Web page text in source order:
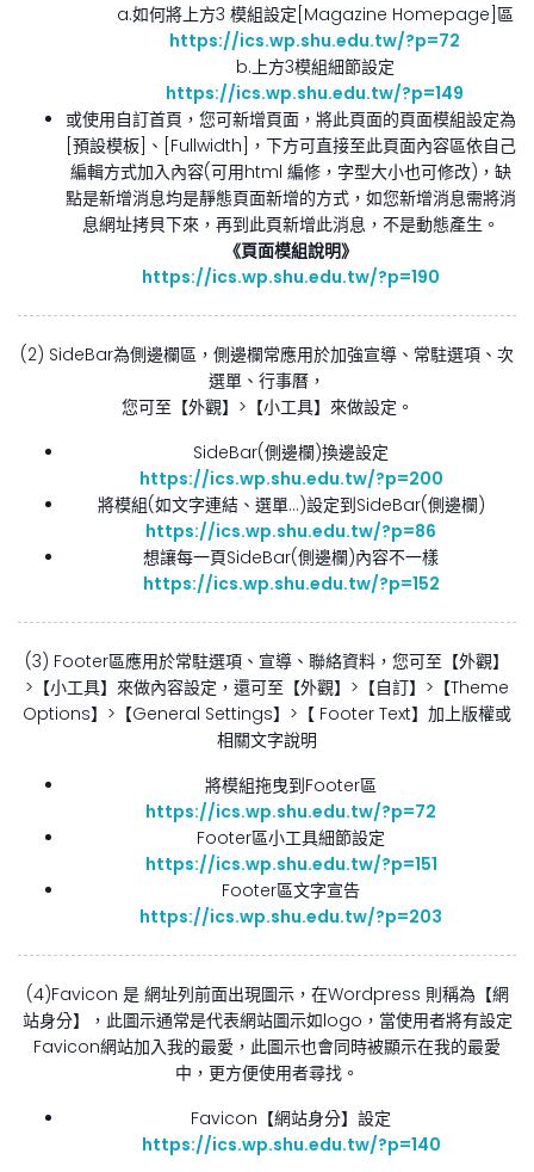
a.如何將上方3 模組設定[Magazine Homepage]區
https://ics.wp.shu.edu.tw/?p=72
b.上方3模組細節設定
https://ics.wp.shu.edu.tw/?p=149
或使用自訂首頁，您可新增頁面，將此頁面的頁面模組設定為
[預設模板]、[Fullwidth]，下方可直接至此頁面內容區依自己
編輯方式加入內容(可用html 編修，字型大小也可修改)，缺
點是新增消息均是靜態頁面新增的方式，如您新增消息需將消
息網址拷貝下來，再到此頁新增此消息，不是動態產生。
《頁面模組說明》
https://ics.wp.shu.edu.tw/?p=190
(2) SideBar為側邊欄區，側邊欄常應用於加強宣導、常駐選項、次
選單、行事曆，
您可至【外觀】>【小工具】來做設定。
SideBar(側邊欄)換邊設定
https://ics.wp.shu.edu.tw/?p=200
將模組(如文字連結、選單…)設定到SideBar(側邊欄)
https://ics.wp.shu.edu.tw/?p=86
想讓每一頁SideBar(側邊欄)內容不一樣
https://ics.wp.shu.edu.tw/?p=152
(3) Footer區應用於常駐選項、宣導、聯絡資料，您可至【外觀】
>【小工具】來做內容設定，還可至【外觀】>【自訂】>【Theme
Options】>【General Settings】>【 Footer Text】加上版權或
相關文字說明
將模組拖曳到Footer區
https://ics.wp.shu.edu.tw/?p=72
Footer區小工具細節設定
https://ics.wp.shu.edu.tw/?p=151
Footer區文字宣告
https://ics.wp.shu.edu.tw/?p=203
(4)Favicon 是 網址列前面出現圖示，在Wordpress 則稱為【網
站身分】，此圖示通常是代表網站圖示如logo，當使用者將有設定
Favicon網站加入我的最愛，此圖示也會同時被顯示在我的最愛
中，更方便使用者尋找。
Favicon【網站身分】設定
https://ics.wp.shu.edu.tw/?p=140